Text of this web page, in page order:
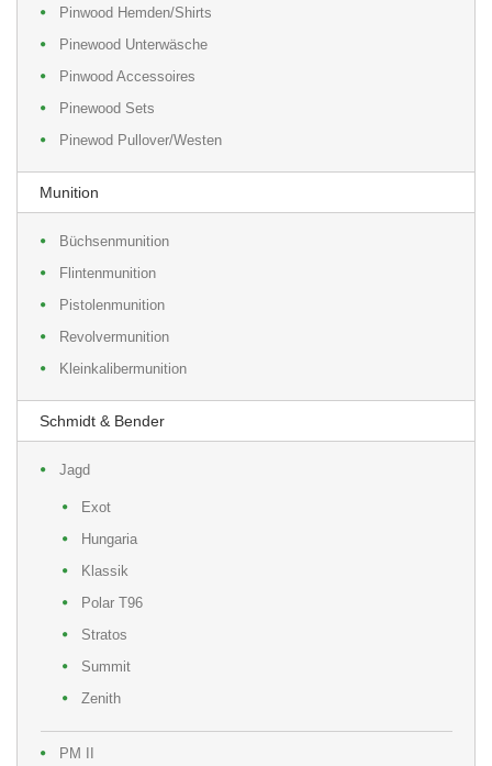
Pinwood Hemden/Shirts
Pinewood Unterwäsche
Pinwood Accessoires
Pinewood Sets
Pinewod Pullover/Westen
Munition
Büchsenmunition
Flintenmunition
Pistolenmunition
Revolvermunition
Kleinkalibermunition
Schmidt & Bender
Jagd
Exot
Hungaria
Klassik
Polar T96
Stratos
Summit
Zenith
PM II